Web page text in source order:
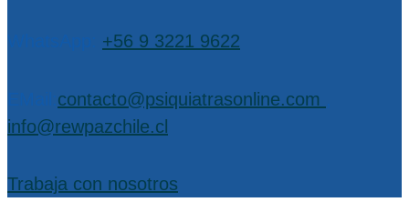
+56 9 3221 9622
contacto@psiquiatrasonline.com
info@rewpazchile.cl
Trabaja con nosotros